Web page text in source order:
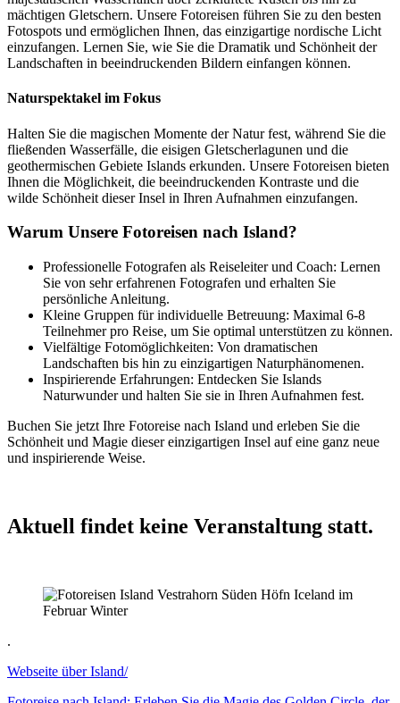
mächtigen Gletschern. Unsere Fotoreisen führen Sie zu den besten
Fotospots und ermöglichen Ihnen, das einzigartige nordische Licht
einzufangen. Lernen Sie, wie Sie die Dramatik und Schönheit der
Landschaften in beeindruckenden Bildern einfangen können.
Naturspektakel im Fokus
Halten Sie die magischen Momente der Natur fest, während Sie die
fließenden Wasserfälle, die eisigen Gletscherlagunen und die
geothermischen Gebiete Islands erkunden. Unsere Fotoreisen bieten
Ihnen die Möglichkeit, die beeindruckenden Kontraste und die
wilde Schönheit dieser Insel in Ihren Aufnahmen einzufangen.
Warum Unsere Fotoreisen nach Island?
Professionelle Fotografen als Reiseleiter und Coach: Lernen
Sie von sehr erfahrenen Fotografen und erhalten Sie
persönliche Anleitung.
Kleine Gruppen für individuelle Betreuung: Maximal 6-8
Teilnehmer pro Reise, um Sie optimal unterstützen zu können.
Vielfältige Fotomöglichkeiten: Von dramatischen
Landschaften bis hin zu einzigartigen Naturphänomenen.
Inspirierende Erfahrungen: Entdecken Sie Islands
Naturwunder und halten Sie sie in Ihren Aufnahmen fest.
Buchen Sie jetzt Ihre Fotoreise nach Island und erleben Sie die
Schönheit und Magie dieser einzigartigen Insel auf eine ganz neue
und inspirierende Weise.
Aktuell findet keine Veranstaltung statt.
.
Webseite über Island/